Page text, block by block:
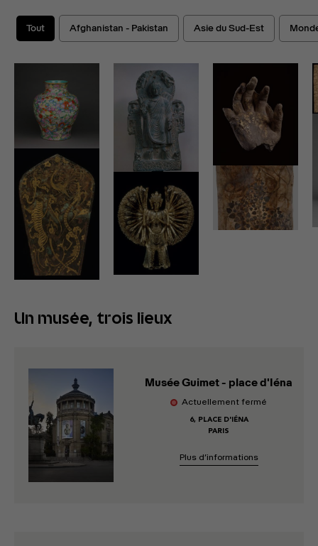
Tout Afghanistan - Pakistan Asie du Sud-Est
Un musée, trois lieux
Musée Guimet - place d'Iéna
Actuellement fermé
6, PLACE D'IÉNA
PARIS
Plus d’informations